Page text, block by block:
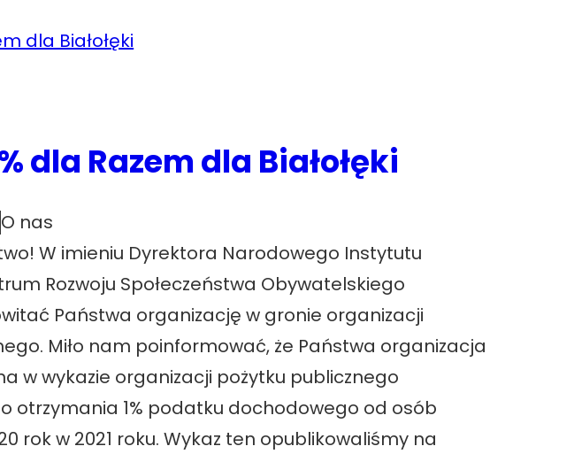
dla Razem dla Białołęki
O nas
W imieniu Dyrektora Narodowego Instytutu
Rozwoju Społeczeństwa Obywatelskiego
Państwa organizację w gronie organizacji
Miło nam poinformować, że Państwa organizacja
w wykazie organizacji pożytku publicznego
otrzymania 1% podatku dochodowego od osób
rok w 2021 roku. Wykaz ten opublikowaliśmy na